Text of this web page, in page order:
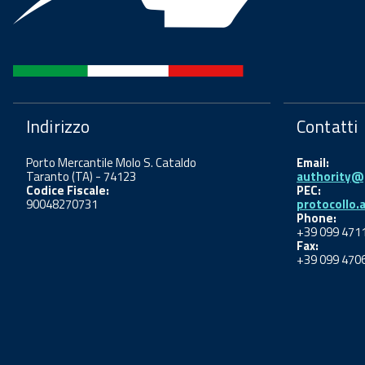
Indirizzo
Porto Mercantile Molo S. Cataldo
Taranto (TA) - 74123
Codice Fiscale:
90048270731
Contatti
Email:
PEC:
Phone:
+39 099
Fax:
+39 099